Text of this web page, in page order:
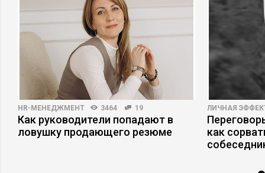
HR-МЕНЕДЖМЕНТ 3464 19
Как руководители попадают в
ловушку продающего резюме
ЛИЧНАЯ
как